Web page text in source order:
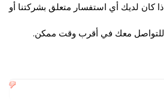
كان لديك أي استفسار متعلق بشركتنا أو
معك في أقرب وقت ممكن.